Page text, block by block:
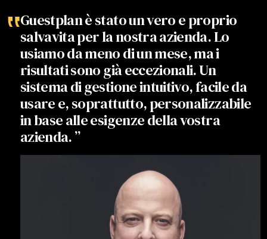
‟Guestplan è stato un vero e proprio
salvavita per la nostra azienda. Lo
usiamo da meno di un mese, ma i
risultati sono già eccezionali. Un
sistema di gestione intuitivo, facile da
usare e, soprattutto, personalizzabile
in base alle esigenze della vostra
azienda. ”